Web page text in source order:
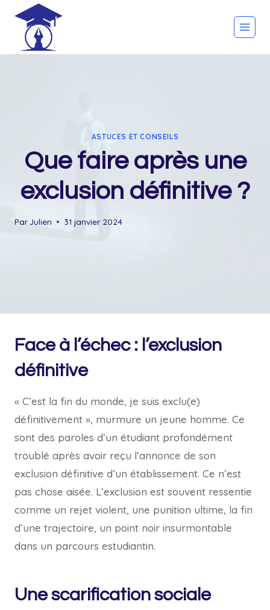
content
ASTUCES ET CONSEILS
Que faire après une
exclusion définitive ?
ParJulien 31 janvier 2024
Face à l’échec : l’exclusion
définitive
« C’est la fin du monde, je suis exclu(e)
définitivement », murmure un jeune homme. Ce
sont des paroles d’un étudiant profondément
troublé après avoir reçu l’annonce de son
exclusion définitive d’un établissement. Ce n’est
pas chose aisée. L’exclusion est souvent ressentie
comme un rejet violent, une punition ultime, la fin
d’une trajectoire, un point noir insurmontable
dans un parcours estudiantin.
Une scarification sociale